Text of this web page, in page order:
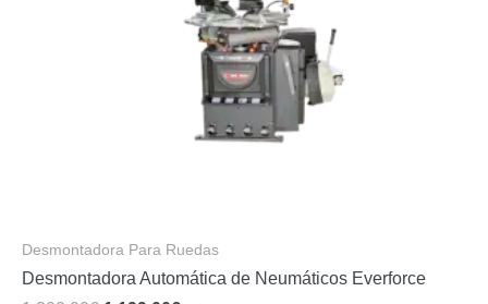
Desmontadora Para Ruedas
Desmontadora Automática de Neumáticos Everforce